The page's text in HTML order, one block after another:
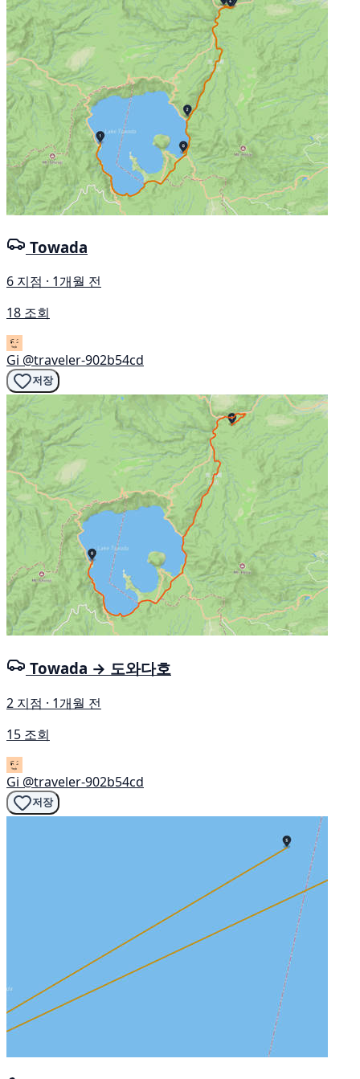
Towada
6 지점 · 1개월 전
18 조회
Gi @traveler-902b54cd
저장
Towada → 도와다호
2 지점 · 1개월 전
15 조회
Gi @traveler-902b54cd
저장